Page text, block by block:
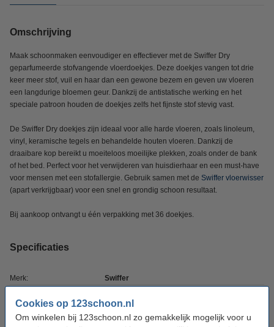
Cookies op 123schoon.nl
Om winkelen bij 123schoon.nl zo gemakkelijk mogelijk voor u
Omschrijving
Maak schoonmaken eenvoudiger en effectiever met de Swiffer Dry
geparfumeerde stofvangende vloerdoekjes. Deze doekjes vangen tot drie
keer meer stof, vuil en haar dan een gewone bezem en geven uw vloeren
een langdurige bloemen geur. Dankzij de antistatische werking en het
speciale patroon houden de doekjes zelfs het fijnste stof stevig vast.
De Swiffer Dry doekjes zijn ideaal voor alle harde vloeren, zoals linoleum,
vinyl, keramische tegels en behandelde houten vloeren. Dankzij de
draaibare kop bereikt u moeiteloos moeilijke plekken, zoals onder de bank
of het bed. Perfect voor het verwijderen van huisdierhaar en een must-have
voor mensen met een stofallergie. Gebruik samen met de Swiffer vloerwisser
(apart verkrijgbaar) voor een snel en grondig schoon resultaat.
Bij aankoop ontvangt u één verpakking met 36 doekjes.
Specificaties
Merk: Swiffer
Type: Vloerdoekjes navulling
Aantal: 36 stuks